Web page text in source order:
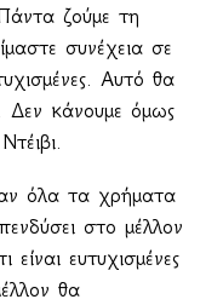
ζούμε τη
συνέχεια σε
Αυτό θα
Δεν κάνουμε όμως
όλα τα χρήματα
στο μέλλον
ευτυχισμένες
θα